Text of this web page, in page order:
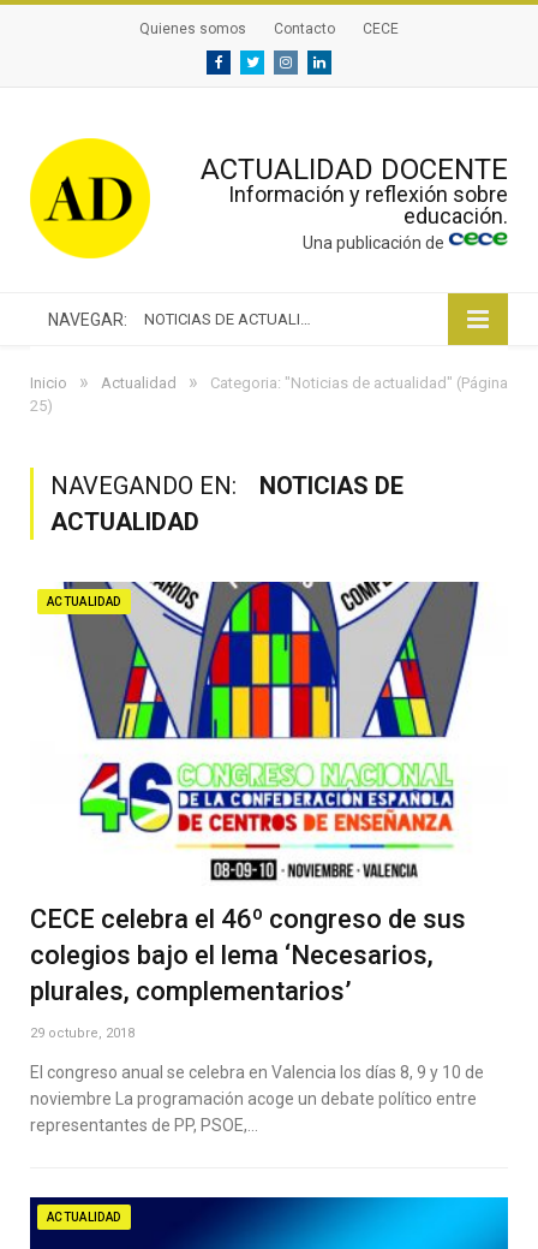
Quienes somos Contacto CECE
FacebookTwitterInstagramLinkedin
ACTUALIDAD DOCENTE
Información y reflexión sobre
educación.
Una publicación de
NAVEGAR: NOTICIAS DE ACTUALIDAD
Inicio » Actualidad » Categoria: "Noticias de actualidad" (Página
25)
NAVEGANDO EN:
NOTICIAS DE
ACTUALIDAD
ACTUALIDAD
CECE celebra el 46º congreso de sus
colegios bajo el lema ‘Necesarios,
plurales, complementarios’
29 octubre, 2018
El congreso anual se celebra en Valencia los días 8, 9 y 10 de
noviembre La programación acoge un debate político entre
representantes de PP, PSOE,…
ACTUALIDAD